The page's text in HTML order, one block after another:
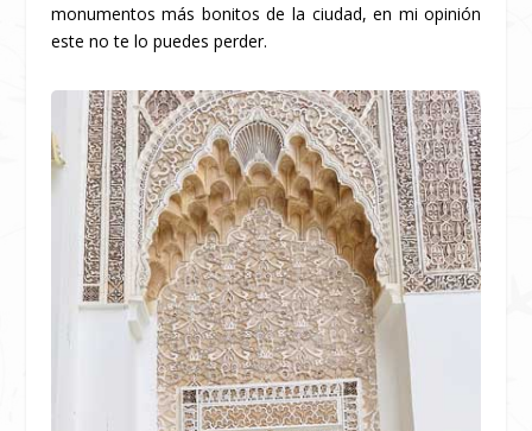
monumentos más bonitos de la ciudad, en mi opinión
este no te lo puedes perder.